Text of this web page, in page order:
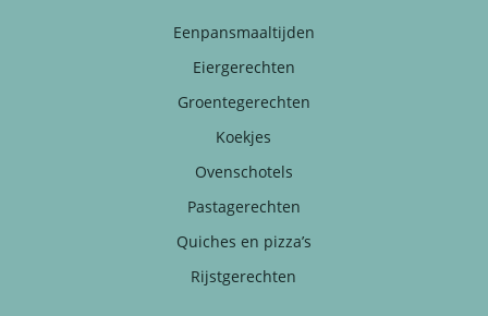
Eenpansmaaltijden
Eiergerechten
Groentegerechten
Koekjes
Ovenschotels
Pastagerechten
Quiches en pizza’s
Rijstgerechten